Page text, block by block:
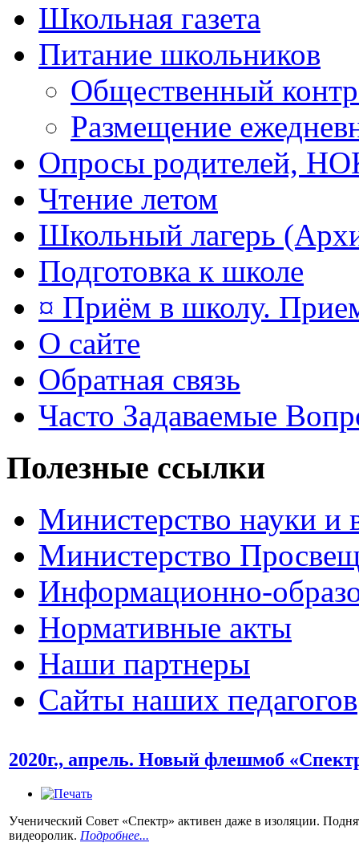
Школьная газета
Питание школьников
Общественный
Размещение
Опросы родителей,
Чтение летом
Школьный лагерь
Подготовка к школе
¤ Приём в школу.
О сайте
Обратная связь
Часто Задаваемые
Полезные ссылки
Министерство науки и
Министерство
Информационно-
Нормативные акты
Наши партнеры
Сайты наших педагогов
2020г., апрель. Новый флешмоб
Ученический Совет «Спектр» активен даже в изоляции.
видеоролик. Подробнее...